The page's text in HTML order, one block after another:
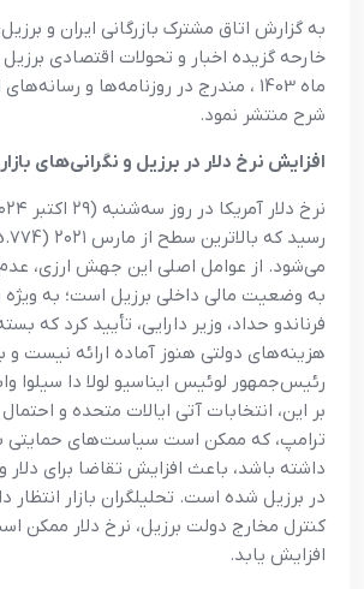
به گزارش اتاق مشترک بازرگانی ایران و
خارحه گزیده اخبار و تحولات اقتصادی
ماه 1403 ، مندرج در روزنامه‌ها و
شرح منتشر نمود.
افزایش نرخ دلار در برزیل و نگرانی‌های
می‌شود. از عوامل اصلی این جهش ارزی،
به وضعیت مالی داخلی برزیل است؛ به
فرناندو حداد، وزیر دارایی، تأیید کرد که
هزینه‌های دولتی هنوز آماده ارائه نیست و
رئیس‌جمهور لوئیس ایناسیو لولا دا سیلوا
بر این، انتخابات آتی ایالات متحده و
ترامپ، که ممکن است سیاست‌های حمایتی
داشته باشد، باعث افزایش تقاضا برای دلار
در برزیل شده است. تحلیلگران بازار
افزایش یابد.